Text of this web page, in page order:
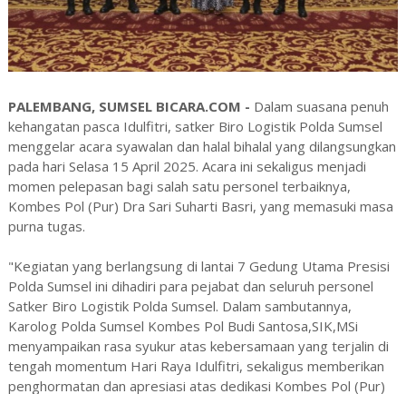
PALEMBANG, SUMSEL BICARA.COM - Dalam suasana penuh
kehangatan pasca Idulfitri, satker Biro Logistik Polda Sumsel
menggelar acara syawalan dan halal bihalal yang dilangsungkan
pada hari Selasa 15 April 2025. Acara ini sekaligus menjadi
momen pelepasan bagi salah satu personel terbaiknya,
Kombes Pol (Pur) Dra Sari Suharti Basri, yang memasuki masa
purna tugas.
"Kegiatan yang berlangsung di lantai 7 Gedung Utama Presisi
Polda Sumsel ini dihadiri para pejabat dan seluruh personel
Satker Biro Logistik Polda Sumsel. Dalam sambutannya,
Karolog Polda Sumsel Kombes Pol Budi Santosa,SIK,MSi
menyampaikan rasa syukur atas kebersamaan yang terjalin di
tengah momentum Hari Raya Idulfitri, sekaligus memberikan
penghormatan dan apresiasi atas dedikasi Kombes Pol (Pur)